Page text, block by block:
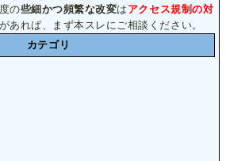
の些細かつ頻繁な改変は アクセス規制の対
あれば、まず本スレにご相談ください。
カテゴリ